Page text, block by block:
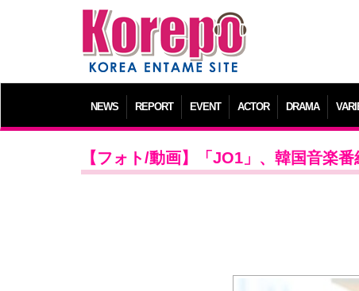
NEWS REPORT EVENT ACTOR DRAMA
【フォト/動画】「JO1」、韓国音楽